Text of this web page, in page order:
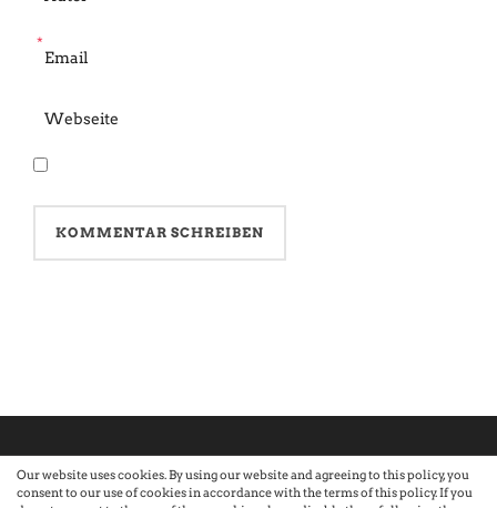
Our website uses cookies. By using our website and agreeing to this policy, you
consent to our use of cookies in accordance with the terms of this policy. If you
*